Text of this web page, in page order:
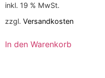
inkl. 19 % MwSt.
zzgl. Versandkosten
In den Warenkorb